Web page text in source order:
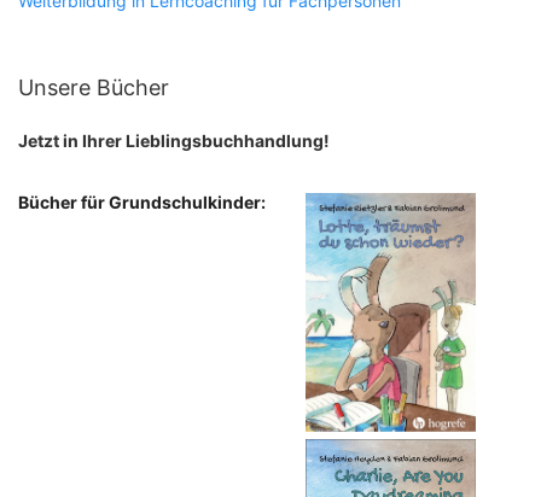
Unsere Bücher
Jetzt in Ihrer Lieblingsbuchhandlung!
Bücher für Grundschulkinder: